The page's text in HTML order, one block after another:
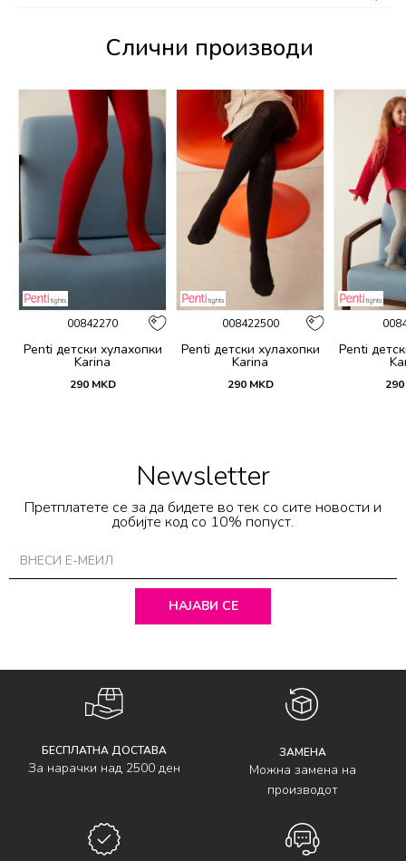
Слични производи
00842270
Penti детски хулахопки
Karina
290 MKD
008422500
Penti детски хулахопки
Karina
290 MKD
Penti
290
Newsletter
Претплатете се за да бидете во тек со сите новости и
добијте код со 10% попуст.
НАЈАВИ СЕ
БЕСПЛАТНА ДОСТАВА
За нарачки над 2500 ден
ЗАМЕНА
Можна замена на
производот